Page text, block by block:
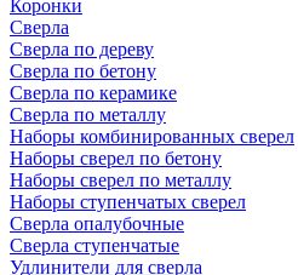
Коронки
Сверла
Сверла по дереву
Сверла по бетону
Сверла по керамике
Сверла по металлу
Наборы комбинированных сверел
Наборы сверел по бетону
Наборы сверел по металлу
Наборы ступенчатых сверел
Сверла опалубочные
Сверла ступенчатые
Удлинители для сверла